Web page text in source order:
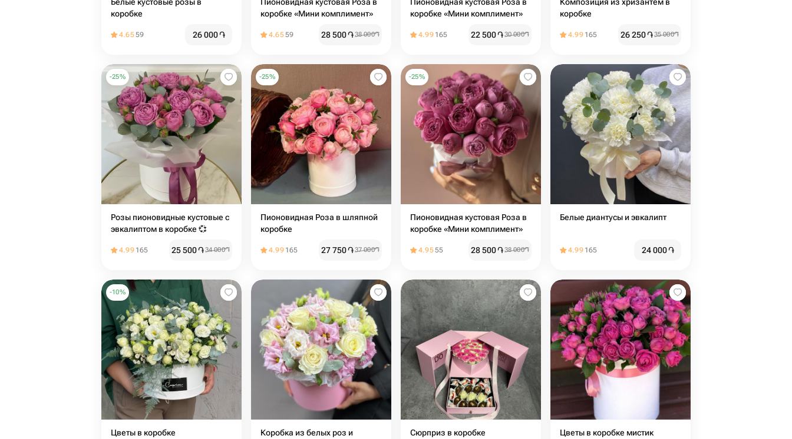
коробке
4.6559 26 000֏
коробке «Мини комплимент»
4.6559 28 500֏38 000֏
коробке «Мини комплимент»
4.99 165 22 500֏30 000֏
коробке
4.99 165 26 250֏35 000֏
-25%
Розы пионовидные кустовые с
эвкалиптом в коробке 💞
4.99 165 25 500֏34 000֏
-25%
Пионовидная Роза в шляпной
коробке
4.99 165 27 750֏37 000֏
-25%
Пионовидная кустовая Роза в
коробке «Мини комплимент»
4.9555 28 500֏38 000֏
Белые диантусы и эвкалипт
4.99 165 24 000֏
-10%
Цветы в коробке
Коробка из белых роз и
Сюрприз в коробке Цветы в коробке мистик